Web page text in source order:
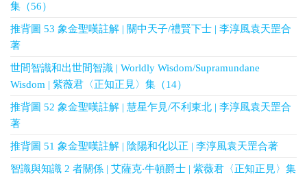
集（56）
推背圖 53 象金聖嘆註解 | 關中天子/禮賢下士 | 李淳風袁天罡合
著
世間智識和出世間智識 | Worldly Wisdom/Supramundane
Wisdom | 紫薇君〈正知正見〉集（14）
推背圖 52 象金聖嘆註解 | 慧星乍見/不利東北 | 李淳風袁天罡合
著
推背圖 51 象金聖嘆註解 | 陰陽和化以正 | 李淳風袁天罡合著
智識與知識 2 者關係 | 艾薩克‧牛頓爵士 | 紫薇君〈正知正見〉集